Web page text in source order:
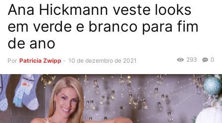
Ana Hickmann veste looks
em verde e branco para fim
de ano
Por Patricia Zwipp - 10 de dezembro de 2021 0
293